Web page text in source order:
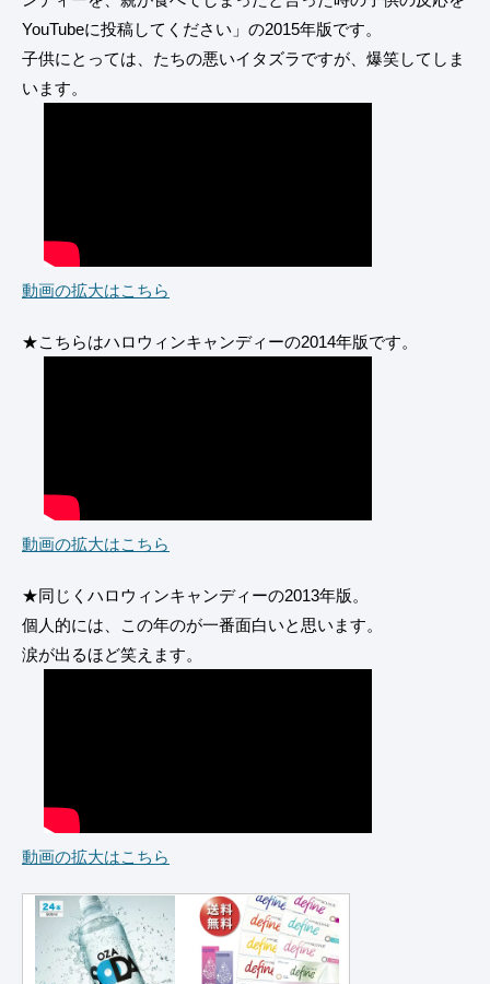
YouTubeに投稿してください」の2015年版です。
子供にとっては、たちの悪いイタズラですが、爆笑してしま
います。
動画の拡大はこちら
★こちらはハロウィンキャンディーの2014年版です。
動画の拡大はこちら
★同じくハロウィンキャンディーの2013年版。
個人的には、この年のが一番面白いと思います。
涙が出るほど笑えます。
動画の拡大はこちら